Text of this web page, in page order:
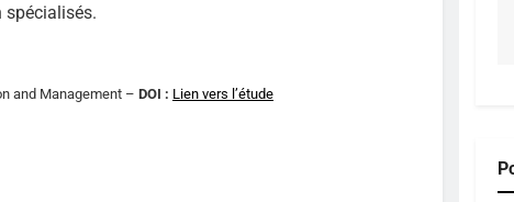
spécialisés.
and Management – DOI : Lien vers l’étude